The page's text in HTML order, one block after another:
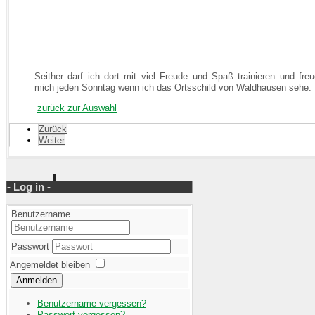
Seither darf ich dort mit viel Freude und Spaß trainieren und
mich jeden Sonntag wenn ich das Ortsschild von Waldhausen sehe.
zurück zur Auswahl
Zurück
Weiter
- Log in -
Benutzername
Passwort
Angemeldet bleiben
Anmelden
Benutzername vergessen?